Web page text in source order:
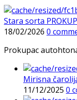
Stara sorta
18/02/2026 0
Prokupac
Mirisna
11/12/2025 0